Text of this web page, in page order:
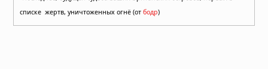
списке жертв, уничтоженных огнё (от бодр)